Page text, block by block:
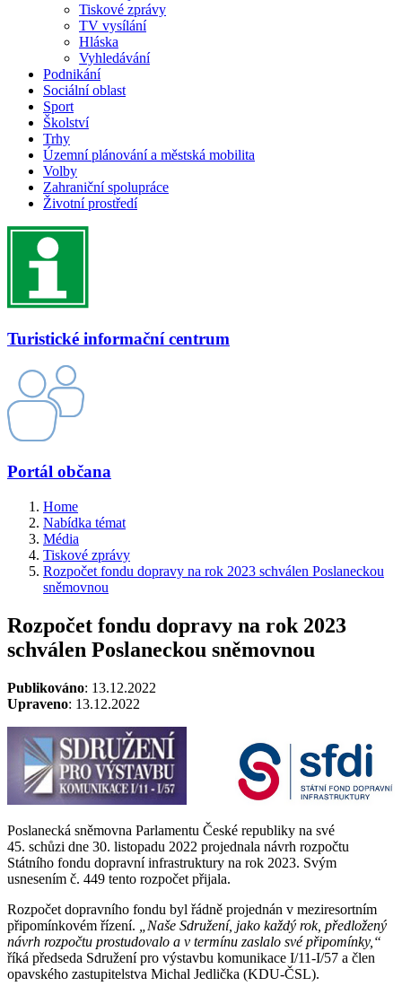
Tiskové zprávy
TV vysílání
Hláska
Vyhledávání
Podnikání
Sociální oblast
Sport
Školství
Trhy
Územní plánování a městská mobilita
Volby
Zahraniční spolupráce
Životní prostředí
Turistické informační centrum
Portál občana
Home
Nabídka témat
Média
Tiskové zprávy
Rozpočet fondu dopravy na rok 2023 schválen Poslaneckou
sněmovnou
Rozpočet fondu dopravy na rok 2023
schválen Poslaneckou sněmovnou
Publikováno: 13.12.2022
Upraveno: 13.12.2022
Poslanecká sněmovna Parlamentu České republiky na své
45. schůzi dne 30. listopadu 2022 projednala návrh rozpočtu
Státního fondu dopravní infrastruktury na rok 2023. Svým
usnesením č. 449 tento rozpočet přijala.
Rozpočet dopravního fondu byl řádně projednán v meziresortním
připomínkovém řízení.
„Naše Sdružení, jako každý rok, předložený
návrh rozpočtu prostudovalo a v termínu zaslalo své připomínky,“
říká předseda Sdružení pro výstavbu komunikace I/11-I/57 a člen
opavského zastupitelstva Michal Jedlička (KDU-ČSL).